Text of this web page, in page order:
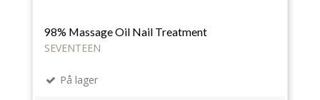
98% Massage Oil Nail Treatment
SEVENTEEN
På lager